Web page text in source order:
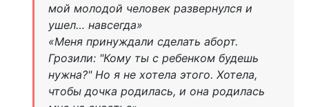
мой молодой человек развернулся и
ушел… навсегда»
«Меня принуждали сделать аборт.
Грозили: "Кому ты с ребенком будешь
нужна?" Но я не хотела этого. Хотела,
чтобы дочка родилась, и она родилась